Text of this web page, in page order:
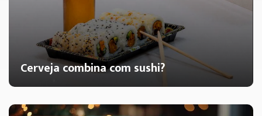
Cerveja combina com sushi?